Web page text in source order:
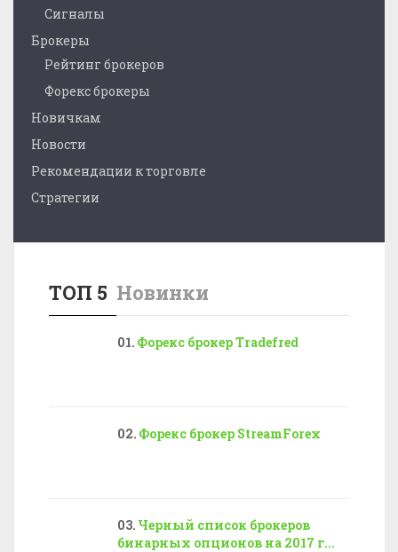
Сигналы
Брокеры
Рейтинг брокеров
Форекс брокеры
Новичкам
Новости
Рекомендации к торговле
Стратегии
ТОП 5 Новинки
Форекс брокер Tradefred
Форекс брокер StreamForex
Черный список брокеров
бинарных опционов на 2017 г...